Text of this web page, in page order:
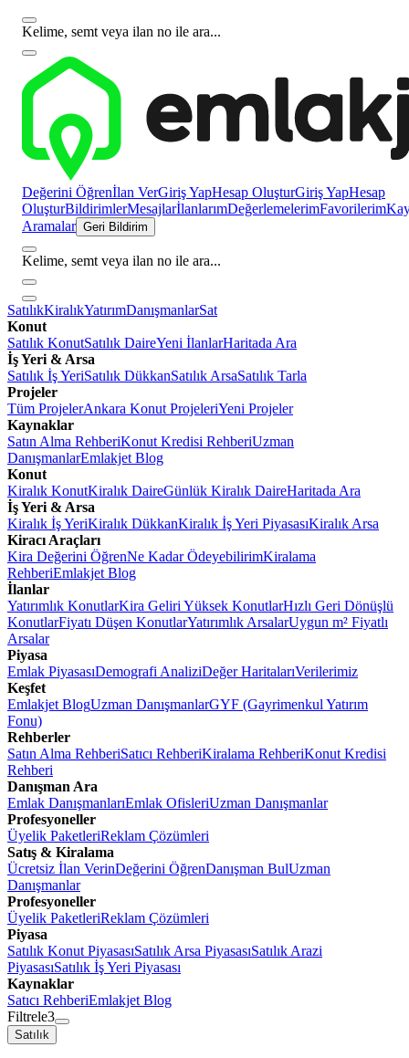
Kelime, semt veya ilan no ile ara...
Değerini Öğrenİlan VerGiriş YapHesap OluşturGiriş YapHesap
OluşturBildirimlerMesajlarİlanlarımDeğerlemelerimFavorilerim
Aramalar Geri Bildirim
Kelime, semt veya ilan no ile ara...
SatılıkKiralıkYatırımDanışmanlarSat
Konut
Satılık KonutSatılık DaireYeni İlanlarHaritada Ara
İş Yeri & Arsa
Satılık İş YeriSatılık DükkanSatılık ArsaSatılık Tarla
Projeler
Tüm ProjelerAnkara Konut ProjeleriYeni Projeler
Kaynaklar
Satın Alma RehberiKonut Kredisi RehberiUzman
DanışmanlarEmlakjet Blog
Konut
Kiralık KonutKiralık DaireGünlük Kiralık DaireHaritada Ara
İş Yeri & Arsa
Kiralık İş YeriKiralık DükkanKiralık İş Yeri PiyasasıKiralık Arsa
Kiracı Araçları
Kira Değerini ÖğrenNe Kadar ÖdeyebilirimKiralama
RehberiEmlakjet Blog
İlanlar
Yatırımlık KonutlarKira Geliri Yüksek KonutlarHızlı Geri Dönüşlü
KonutlarFiyatı Düşen KonutlarYatırımlık ArsalarUygun m² Fiyatlı
Arsalar
Piyasa
Emlak PiyasasıDemografi AnaliziDeğer HaritalarıVerilerimiz
Keşfet
Emlakjet BlogUzman DanışmanlarGYF (Gayrimenkul Yatırım
Fonu)
Rehberler
Satın Alma RehberiSatıcı RehberiKiralama RehberiKonut Kredisi
Rehberi
Danışman Ara
Emlak DanışmanlarıEmlak OfisleriUzman Danışmanlar
Profesyoneller
Üyelik PaketleriReklam Çözümleri
Satış & Kiralama
Ücretsiz İlan VerinDeğerini ÖğrenDanışman BulUzman
Danışmanlar
Profesyoneller
Üyelik PaketleriReklam Çözümleri
Piyasa
Satılık Konut PiyasasıSatılık Arsa PiyasasıSatılık Arazi
PiyasasıSatılık İş Yeri Piyasası
Kaynaklar
Satıcı RehberiEmlakjet Blog
Filtrele3
Satılık